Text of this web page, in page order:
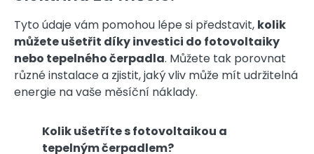
Tyto údaje vám pomohou lépe si představit, kolik
můžete ušetřit díky investici do fotovoltaiky
nebo tepelného čerpadla. Můžete tak porovnat
různé instalace a zjistit, jaký vliv může mít udržitelná
energie na vaše měsíční náklady.
Kolik ušetříte s fotovoltaikou a
tepelným čerpadlem?